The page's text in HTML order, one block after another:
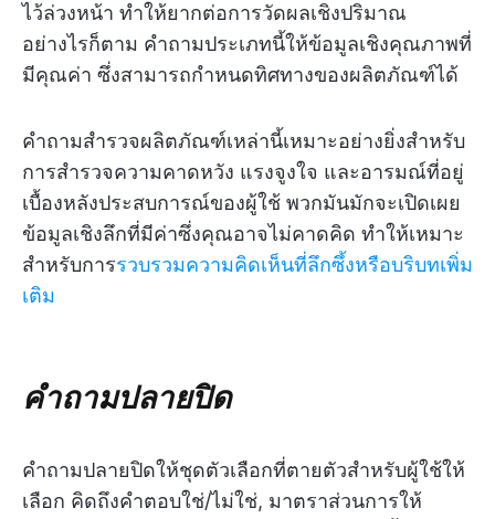
ไว้ล่วงหน้า ทำให้ยากต่อการวัดผลเชิงปริมาณ
อย่างไรก็ตาม คำถามประเภทนี้ให้ข้อมูลเชิงคุณภาพที่
มีคุณค่า ซึ่งสามารถกำหนดทิศทางของผลิตภัณฑ์ได้
คำถามสำรวจผลิตภัณฑ์เหล่านี้เหมาะอย่างยิ่งสำหรับ
การสำรวจความคาดหวัง แรงจูงใจ และอารมณ์ที่อยู่
เบื้องหลังประสบการณ์ของผู้ใช้ พวกมันมักจะเปิดเผย
ข้อมูลเชิงลึกที่มีค่าซึ่งคุณอาจไม่คาดคิด ทำให้เหมาะ
สำหรับการรวบรวมความคิดเห็นที่ลึกซึ้งหรือบริบทเพิ่ม
เติม
คำถามปลายปิด
คำถามปลายปิดให้ชุดตัวเลือกที่ตายตัวสำหรับผู้ใช้ให้
เลือก คิดถึงคำตอบใช่/ไม่ใช่, มาตราส่วนการให้